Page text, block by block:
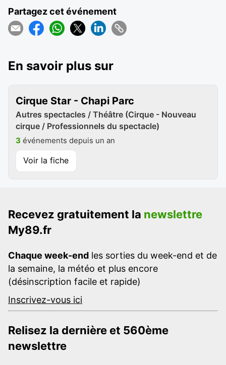
Partagez cet événement
En savoir plus sur
Cirque Star - Chapi Parc
Autres spectacles / Théâtre (Cirque - Nouveau
cirque / Professionnels du spectacle)
3 événements depuis un an
Voir la fiche
Recevez gratuitement la newslettre
My89.fr
Chaque week-end les sorties du week-end et de
la semaine, la météo et plus encore
(désinscription facile et rapide)
Inscrivez-vous ici
Relisez la dernière et 560ème
newslettre